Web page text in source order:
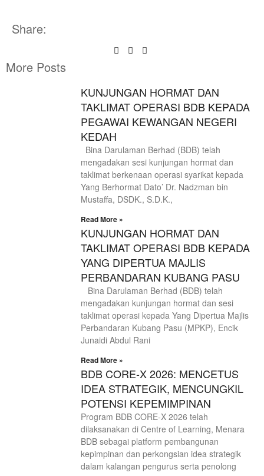
Share:
More Posts
KUNJUNGAN HORMAT DAN
TAKLIMAT OPERASI BDB KEPADA
PEGAWAI KEWANGAN NEGERI
KEDAH
Bina Darulaman Berhad (BDB) telah
mengadakan sesi kunjungan hormat dan
taklimat berkenaan operasi syarikat kepada
Yang Berhormat Dato’ Dr. Nadzman bin
Mustaffa, DSDK., S.D.K.,
Read More »
KUNJUNGAN HORMAT DAN
TAKLIMAT OPERASI BDB KEPADA
YANG DIPERTUA MAJLIS
PERBANDARAN KUBANG PASU
Bina Darulaman Berhad (BDB) telah
mengadakan kunjungan hormat dan sesi
taklimat operasi kepada Yang Dipertua Majlis
Perbandaran Kubang Pasu (MPKP), Encik
Junaidi Abdul Rani
Read More »
BDB CORE-X 2026: MENCETUS
IDEA STRATEGIK, MENCUNGKIL
POTENSI KEPEMIMPINAN
Program BDB CORE-X 2026 telah
dilaksanakan di Centre of Learning, Menara
BDB sebagai platform pembangunan
kepimpinan dan perkongsian idea strategik
dalam kalangan pengurus serta penolong